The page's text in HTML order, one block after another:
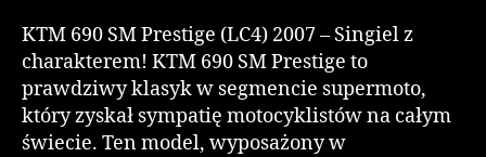
KTM 690 SM Prestige (LC4) 2007 – Singiel z
charakterem! KTM 690 SM Prestige to
prawdziwy klasyk w segmencie supermoto,
który zyskał sympatię motocyklistów na całym
świecie. Ten model, wyposażony w